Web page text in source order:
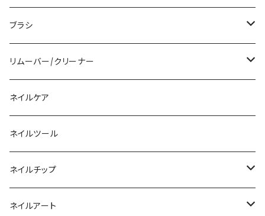
アクリルリキッド
その他ツール
トップジェル
ベースジェル
ファンクションジェル
カラージェル
ベーシックカラージェル
マグネットジェル
ブラシ
ジェルブラシ
アクリルブラシ
マグネット
その他
リムーバー/クリーナー
リムーバー
クリーナー
アセトン
エタノール
ネイルケア
ネイルツール
ネイルチップ
ノーマルチップ
ネイルアート